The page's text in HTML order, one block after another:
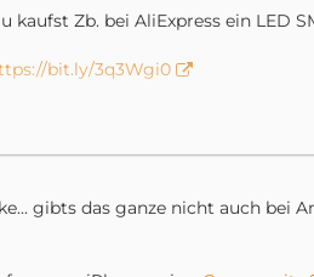
kaufst Zb. bei AliExpress ein LED
bit.ly/3q3Wgi0
dem Magichome Plugin
gibts das ganze nicht auch bei